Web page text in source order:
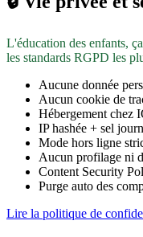
L'éducation des enfants,
les standards RGPD les
Aucune donnée
Aucun cookie de
Hébergement chez
IP hashée + sel
Mode hors ligne
Aucun profilage ni
Content Security
Purge auto des
Lire la politique de